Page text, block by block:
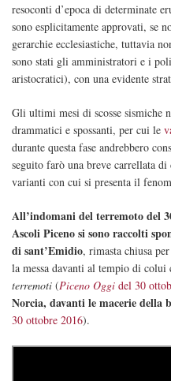
resoconti d’epoca di determinate
sono esplicitamente approvati, se
gerarchie ecclesiastiche, tuttavia
sono stati gli amministratori e i
aristocratici), con una evidente
Gli ultimi mesi di scosse sismiche
drammatici e spossanti, per cui le
durante questa fase andrebbero
seguito farò una breve carrellata
varianti con cui si presenta il
All’indomani del terremoto del
Ascoli Piceno si sono raccolti
di sant’Emidio, rimasta chiusa
la messa davanti al tempio di colui
terremoti (Piceno Oggi del 30
Norcia, davanti le macerie della
30 ottobre 2016).